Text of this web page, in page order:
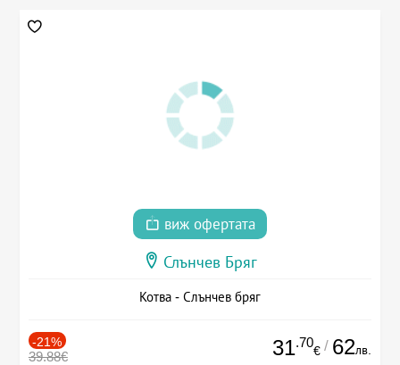
виж офертата
Слънчев Бряг
Котва - Слънчев бряг
-21%
39.88€ 31.70
€ / 62лв.